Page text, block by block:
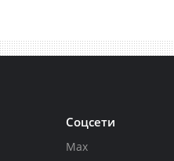
Соцсети
Max